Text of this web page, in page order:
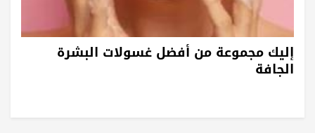
إليك مجموعة من أفضل غسولات البشرة
الجافة